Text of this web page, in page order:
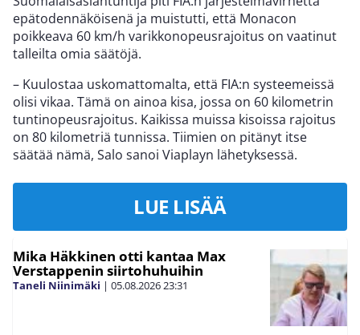
epätodennäköisenä ja muistutti, että Monacon
poikkeava 60 km/h varikkonopeusrajoitus on vaatinut
talleilta omia säätöjä.
– Kuulostaa uskomattomalta, että FIA:n systeemeissä
olisi vikaa. Tämä on ainoa kisa, jossa on 60 kilometrin
tuntinopeusrajoitus. Kaikissa muissa kisoissa rajoitus
on 80 kilometriä tunnissa. Tiimien on pitänyt itse
säätää nämä, Salo sanoi Viaplayn lähetyksessä.
LUE LISÄÄ
Mika Häkkinen otti kantaa Max
Verstappenin siirtohuhuihin
Taneli Niinimäki | 05.08.202623:31